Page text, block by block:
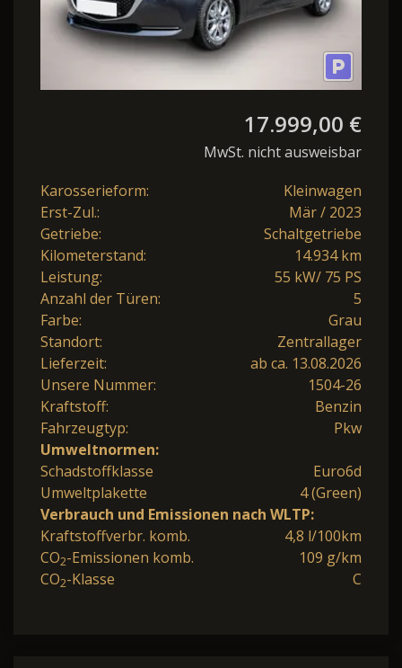
17.999,00 €
MwSt. nicht ausweisbar
Karosserieform:
Kleinwagen
Erst-Zul.:
Mär / 2023
Getriebe:
Schaltgetriebe
Kilometerstand:
14.934 km
Leistung:
55 kW/ 75 PS
Anzahl der Türen:
5
Farbe:
Grau
Standort:
Zentrallager
Lieferzeit:
ab ca. 13.08.2026
Unsere Nummer:
1504-26
Kraftstoff:
Benzin
Fahrzeugtyp:
Pkw
Umweltnormen:
Schadstoffklasse
Euro6d
Umweltplakette
4 (Green)
Verbrauch und Emissionen nach WLTP:
Kraftstoffverbr. komb.
4,8 l/100km
CO2-Emissionen komb.
109 g/km
CO2-Klasse C